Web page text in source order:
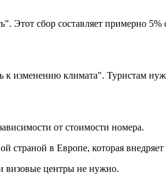
сбор составляет примерно 5%
изменению климата". Туристам
от стоимости номера.
страной в Европе, которая
визовые центры не нужно.